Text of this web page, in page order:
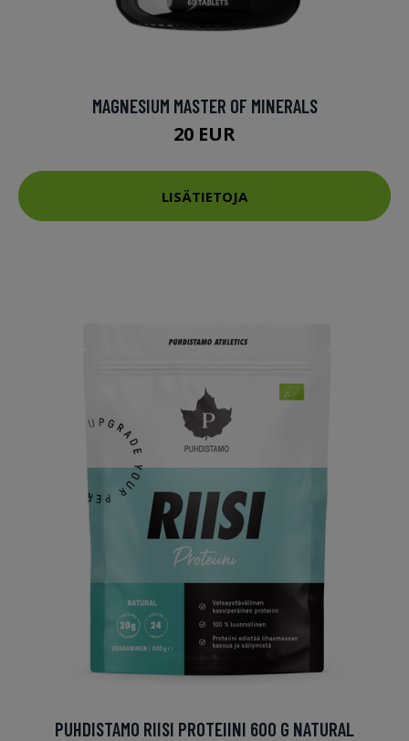
MAGNESIUM MASTER OF MINERALS
20 EUR
LISÄTIETOJA
PUHDISTAMO RIISI PROTEIINI 600 G NATURAL